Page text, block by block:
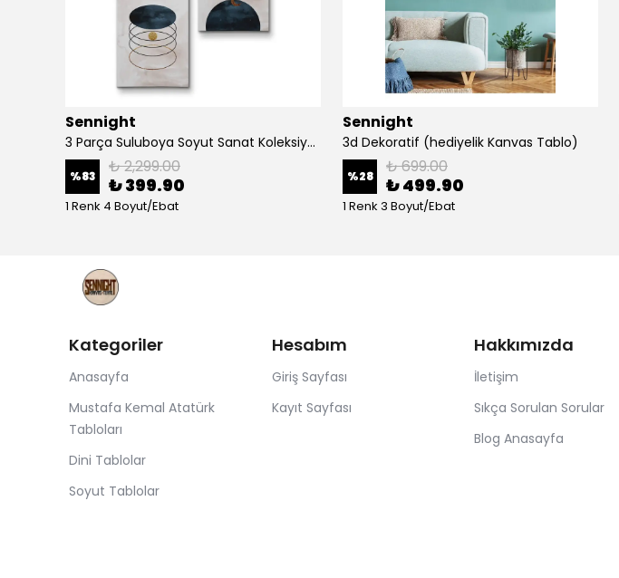
Sennight
3 Parça Suluboya Soyut Sanat Koleksiyonu Dekoratif Kanvas Tablo
%83 ₺ 2,299.00
₺ 399.90
1 Renk 4 Boyut/Ebat
Sennight
3d Dekoratif (hediyelik Kanvas Tablo)
%28 ₺ 699.00
₺ 499.90
1 Renk 3 Boyut/Ebat
Kategoriler
Anasayfa
Mustafa Kemal Atatürk
Tabloları
Dini Tablolar
Soyut Tablolar
Hesabım
Giriş Sayfası
Kayıt Sayfası
Hakkımızda
İletişim
Sıkça Sorulan Sorular
Blog Anasayfa